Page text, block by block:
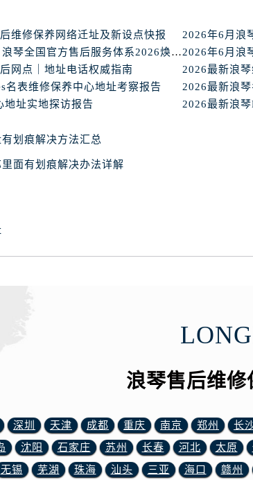
东城区东长安街1号王府井东方广场W3座6层602
保定市竞秀区朝阳北大街北国先天下浪琴售后服务
自治区阿拉善盟市左旗土尔扈特大街浪琴售后服务
自治区巴彦淖尔市临河区新华街浪琴售后服务中心
自治区包头市青山区幸福路甲3号王府井百货名表
自治区鄂尔多斯市东胜区伊金霍洛街浪琴售后服务
自治区呼伦贝尔市海拉尔区中央街浪琴售后服务中
自治区兴安盟市乌兰浩特市兴安大街浪琴售后服务
临汾市尧都区解放路浪琴售后服务中心（需提前预
吕梁市离石区永宁中路与建设街交叉口浪琴售后服
朔州市朔城区怡西路与鄯阳西街交汇处浪琴售后服
阳泉市郊区平阳东街与新城大道交叉口浪琴售后服
运城市盐湖区河东街浪琴售后服务中心（需提前预
长治市潞州区英雄中路浪琴售后服务中心（需提前
太原市迎泽区迎泽街道解放路15号亨得利名表维
维修保养网络迁址及新设点快报
2026年6月亲测对比 _ 浪琴全国官方售后服务体系2026焕新升级公告
网点｜地址电话权威指南
2026最新浪
名表维修保养中心地址考察报告
2026最新浪
地址实地探访报告
划痕解决方法汇总
面有划痕解决办法详解
浪琴售后维
深圳 天津 成都 重庆 南京 郑州 长
沈阳 石家庄 苏州 长春 河北 太原
无锡 芜湖 珠海 汕头 三亚 海口 赣州